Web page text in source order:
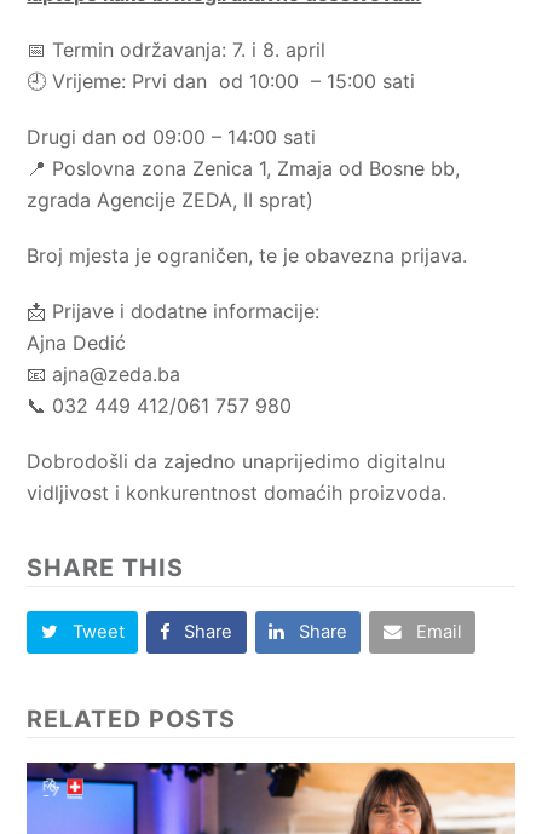
📅 Termin održavanja: 7. i 8. april
🕘 Vrijeme: Prvi dan od 10:00 – 15:00 sati
Drugi dan od 09:00 – 14:00 sati
📍 Poslovna zona Zenica 1, Zmaja od Bosne bb,
zgrada Agencije ZEDA, II sprat)
Broj mjesta je ograničen, te je obavezna prijava.
📩 Prijave i dodatne informacije:
Ajna Dedić
📧 ajna@zeda.ba
📞 032 449 412/061 757 980
Dobrodošli da zajedno unaprijedimo digitalnu
vidljivost i konkurentnost domaćih proizvoda.
SHARE THIS
Tweet Share Share Email
RELATED POSTS